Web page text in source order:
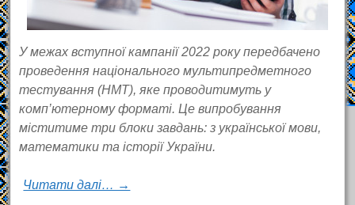
У межах вступної кампанії 2022 року передбачено
проведення національного мультипредметного
тестування (НМТ), яке проводитимуть у
комп’ютерному форматі. Це випробування
міститиме три блоки завдань: з української мови,
математики та історії України.
Читати далі… →